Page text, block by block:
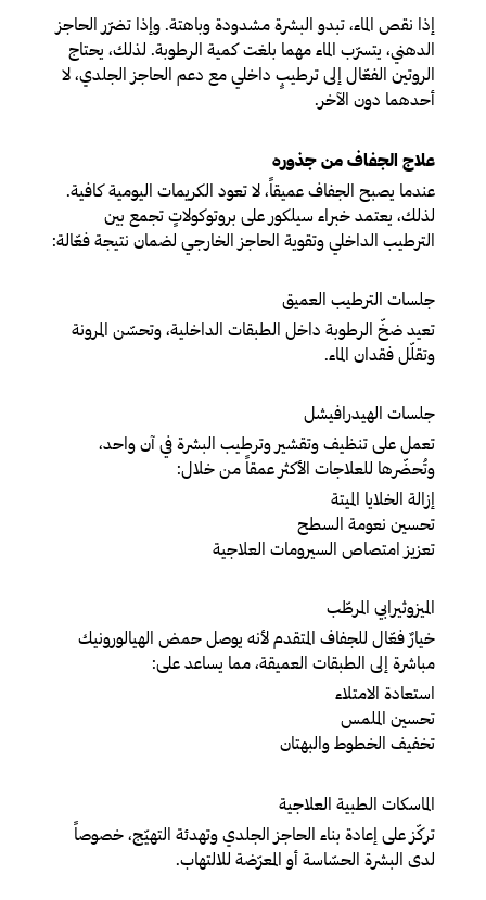
إذا نقص الماء، تبدو البشرة مشدودة وباهتة. وإذا تضرّر الحاجز
الدهني، يتسرّب الماء مهما بلغت كمية الرطوبة. لذلك، يحتاج
الروتين الفعّال إلى ترطيبٍ داخلي مع دعم الحاجز الجلدي، لا
أحدهما دون الآخر.
علاج الجفاف من جذوره
عندما يصبح الجفاف عميقاً، لا تعود الكريمات اليومية كافية.
لذلك، يعتمد خبراء سيلكور على بروتوكولاتٍ تجمع بين
الترطيب الداخلي وتقوية الحاجز الخارجي لضمان نتيجة فعّالة:
جلسات الترطيب العميق
تعيد ضخّ الرطوبة داخل الطبقات الداخلية، وتحسّن المرونة
وتقلّل فقدان الماء.
جلسات الهيدرافيشل
تعمل على تنظيف وتقشير وترطيب البشرة في آن واحد،
وتُحضّرها للعلاجات الأكثر عمقاً من خلال:
إزالة الخلايا الميتة
تحسين نعومة السطح
تعزيز امتصاص السيرومات العلاجية
الميزوثيرابي المرطّب
خيارٌ فعّال للجفاف المتقدم لأنه يوصل حمض الهيالورونيك
مباشرة إلى الطبقات العميقة، مما يساعد على:
استعادة الامتلاء
تحسين الملمس
تخفيف الخطوط والبهتان
الماسكات الطبية العلاجية
تركّز على إعادة بناء الحاجز الجلدي وتهدئة التهيّج، خصوصاً
لدى البشرة الحسّاسة أو المعرّضة للالتهاب.